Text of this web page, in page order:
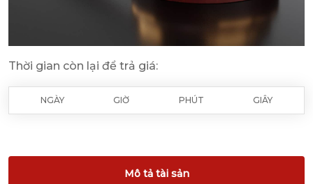
Thời gian còn lại để trả giá:
NGÀY GIỜ PHÚT GIÂY
Mô tả tài sản